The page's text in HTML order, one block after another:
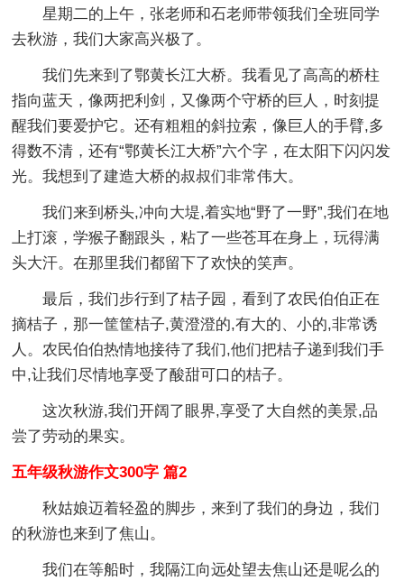
星期二的上午，张老师和石老师带领我们全班同学
去秋游，我们大家高兴极了。
我们先来到了鄂黄长江大桥。我看见了高高的桥柱
指向蓝天，像两把利剑，又像两个守桥的巨人，时刻提
醒我们要爱护它。还有粗粗的斜拉索，像巨人的手臂,多
得数不清，还有“鄂黄长江大桥”六个字，在太阳下闪闪发
光。我想到了建造大桥的叔叔们非常伟大。
我们来到桥头,冲向大堤,着实地“野了一野”,我们在地
上打滚，学猴子翻跟头，粘了一些苍耳在身上，玩得满
头大汗。在那里我们都留下了欢快的笑声。
最后，我们步行到了桔子园，看到了农民伯伯正在
摘桔子，那一筐筐桔子,黄澄澄的,有大的、小的,非常诱
人。农民伯伯热情地接待了我们,他们把桔子递到我们手
中,让我们尽情地享受了酸甜可口的桔子。
这次秋游,我们开阔了眼界,享受了大自然的美景,品
尝了劳动的果实。
五年级秋游作文300字 篇2
秋姑娘迈着轻盈的脚步，来到了我们的身边，我们
的秋游也来到了焦山。
我们在等船时，我隔江向远处望去焦山还是呢么的